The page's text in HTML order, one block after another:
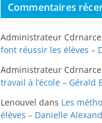
Commentaires
Administrateur Cdrnarce
font réussir les élèves –
Administrateur Cdrnarce
travail à l’école – Gérald
Lenouvel dans Les
élèves – Danielle